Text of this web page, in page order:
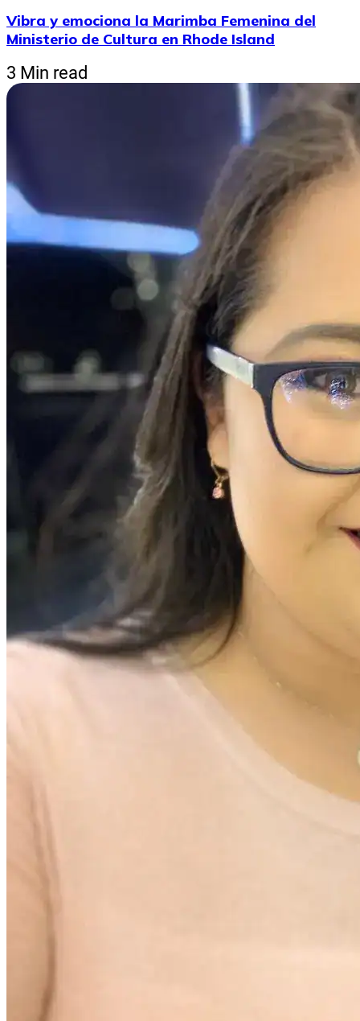
Vibra y emociona la Marimba Femenina del
Ministerio de Cultura en Rhode Island
3 Min read